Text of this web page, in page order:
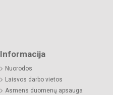
Informacija
Nuorodos
Laisvos darbo vietos
Asmens duomenų apsauga